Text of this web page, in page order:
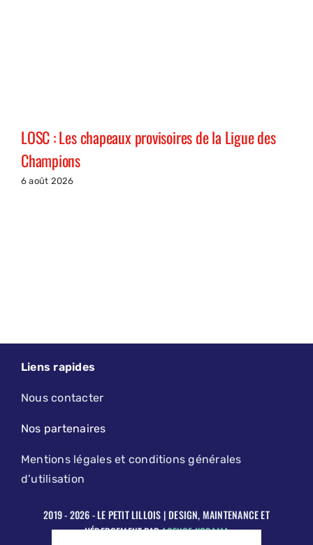
LOSC : Les chapeaux provisoires de la Ligue des
Champions
6 août 2026
Liens rapides
Nous contacter
Nos partenaires
Mentions légales et conditions générales
d’utilisation
2019 - 2026 - LE PETIT LILLOIS | DESIGN, MAINTENANCE ET
HÉBERGEMENT PARAGENCE KODAMA